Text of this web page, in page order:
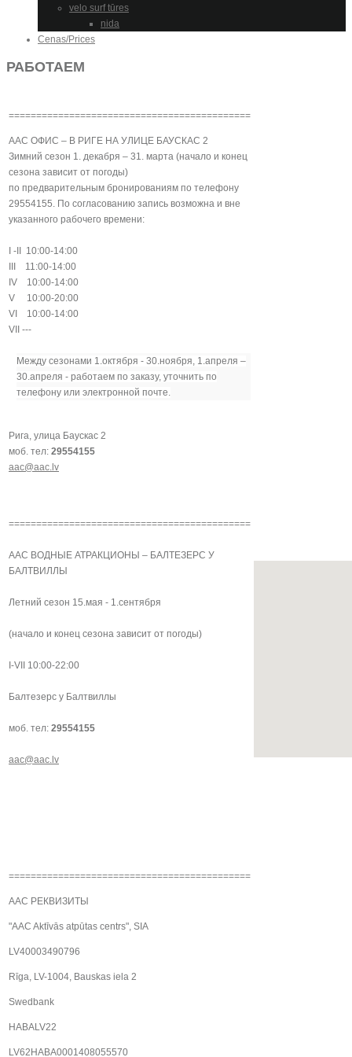
velo surf tūres
nida
Cenas/Prices
РАБОТАЕМ
============================================
AAC ОФИС – В РИГЕ НА УЛИЦЕ БАУСКАС 2
Зимний сезон 1. декабря – 31. марта (начало и конец
сезона зависит от погоды)
по предварительным бронированиям по телефону
29554155. По согласованию запись возможна и вне
указанного рабочего времени:
I -II 10:00-14:00
III 11:00-14:00
IV 10:00-14:00
V 10:00-20:00
VI 10:00-14:00
VII ---
Между сезонами 1.октября - 30.ноября, 1.апреля –
30.апреля - работаем по заказу, уточнить по
телефону или электронной почте.
Рига, улица Баускас 2
моб. тел: 29554155
aac@aac.lv
============================================
AAC ВОДНЫЕ АТРАКЦИОНЫ – БАЛТЕЗЕРС У
БАЛТВИЛЛЫ
Летний сезон 15.мая - 1.сентября
(начало и конец сезона зависит от погоды)
I-VII 10:00-22:00
Балтезерс у Балтвиллы
моб. тел: 29554155
aac@aac.lv
============================================
AAC РЕКВИЗИТЫ
"AAC Aktīvās atpūtas centrs", SIA
LV40003490796
Rīga, LV-1004, Bauskas iela 2
Swedbank
HABALV22
LV62HABA0001408055570